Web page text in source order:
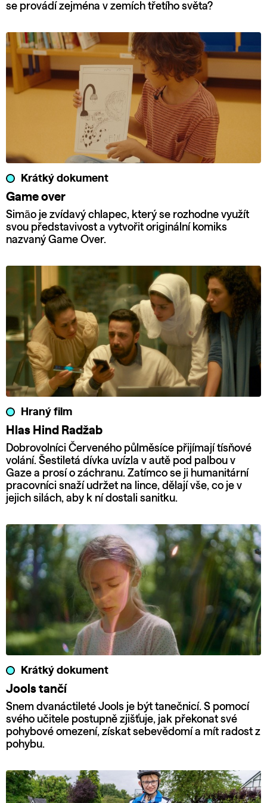
se provádí zejména v zemích třetího světa?
Krátký dokument
Game over
Simão je zvídavý chlapec, který se rozhodne využít
svou představivost a vytvořit originální komiks
nazvaný Game Over.
Hraný film
Hlas Hind Radžab
Dobrovolníci Červeného půlměsíce přijímají tísňové
volání. Šestiletá dívka uvízla v autě pod palbou v
Gaze a prosí o záchranu. Zatímco se ji humanitární
pracovníci snaží udržet na lince, dělají vše, co je v
jejich silách, aby k ní dostali sanitku.
Krátký dokument
Jools tančí
Snem dvanáctileté Jools je být tanečnicí. S pomocí
svého učitele postupně zjišťuje, jak překonat své
pohybové omezení, získat sebevědomí a mít radost z
pohybu.